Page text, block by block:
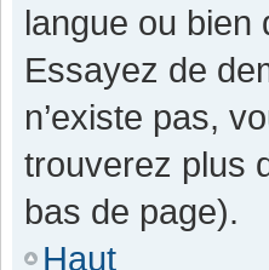
langue ou bien
Essayez de
n’existe pas,
trouverez plus
bas de page).
Haut